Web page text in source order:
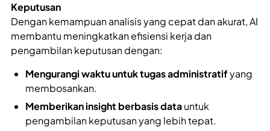
Keputusan
Dengan kemampuan analisis yang cepat dan akurat, AI
membantu meningkatkan efisiensi kerja dan
pengambilan keputusan dengan:
Mengurangi waktu untuk tugas administratifyang
membosankan.
Memberikan insight berbasis datauntuk
pengambilan keputusan yang lebih tepat.